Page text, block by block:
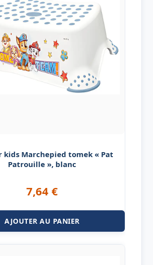
kids Marchepied tomek « Pat
Patrouille », blanc
7,64 €
AJOUTER AU PANIER